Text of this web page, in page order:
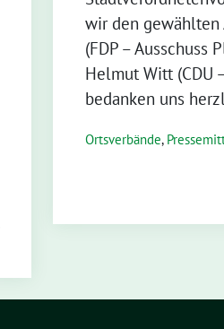
wir den gewählten
(FDP – Ausschuss
Helmut Witt (CDU
bedanken uns
Ortsverbände,